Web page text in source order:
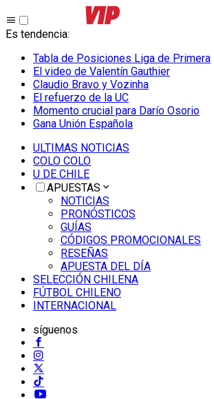
Es tendencia:
Tabla de Posiciones Liga de Primera
El video de Valentín Gauthier
Claudio Bravo y Vozinha
El refuerzo de la UC
Momento crucial para Darío Osorio
Gana Unión Española
ULTIMAS NOTICIAS
COLO COLO
U DE CHILE
APUESTAS
NOTICIAS
PRONÓSTICOS
GUÍAS
CÓDIGOS PROMOCIONALES
RESEÑAS
APUESTA DEL DÍA
SELECCIÓN CHILENA
FÚTBOL CHILENO
INTERNACIONAL
síguenos